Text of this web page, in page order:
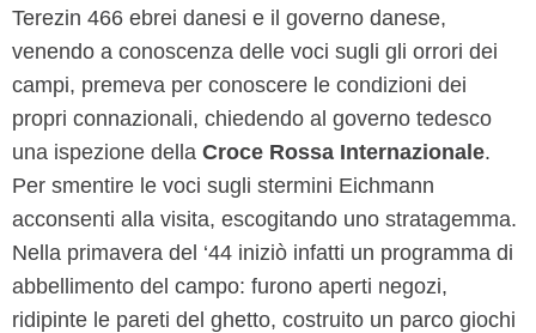
Terezin 466 ebrei danesi e il governo danese,
venendo a conoscenza delle voci sugli gli orrori dei
campi, premeva per conoscere le condizioni dei
propri connazionali, chiedendo al governo tedesco
una ispezione della Croce Rossa Internazionale.
Per smentire le voci sugli stermini Eichmann
acconsenti alla visita, escogitando uno stratagemma.
Nella primavera del ‘44 iniziò infatti un programma di
abbellimento del campo: furono aperti negozi,
ridipinte le pareti del ghetto, costruito un parco giochi